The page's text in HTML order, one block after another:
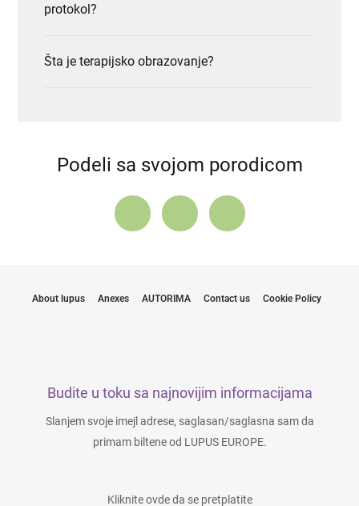
protokol?
Šta je terapijsko obrazovanje?
Podeli sa svojom porodicom
About lupus Anexes AUTORIMA Contact us Cookie Policy
Budite u toku sa najnovijim informacijama
Slanjem svoje imejl adrese, saglasan/saglasna sam da
primam biltene od LUPUS EUROPE.
Kliknite ovde da se pretplatite